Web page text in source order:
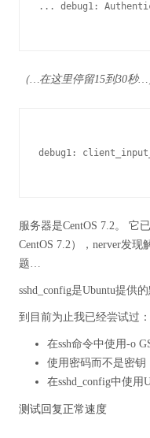
... debug1:
（…在这里停留15到30秒…
debug1:
服务器是CentOS 7.2。 它
CentOS 7.2），nerver发现
题…
sshd_config是Ubuntu提供
到目前为止我已经尝试过：
在ssh命令中使用-o
使用密码而不是密钥
在sshd_config中使用
测试回复正常速度